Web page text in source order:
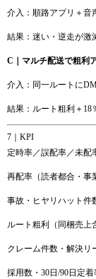
介入：順路アプリ＋音
結果：迷い・逆走が激
C｜マルチ配送で粗利
介入：同一ルートに
結果：ルート粗利＋18
7｜KPI
定時率／誤配率／未配
再配率（読者都合・事
事故・ヒヤリハット件
ルート粗利（同梱売上
クレーム件数・解決リ
採用数・30日/90日定着